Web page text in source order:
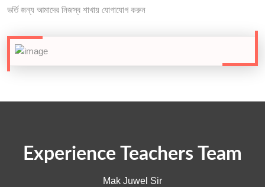
ভর্তি জন্য আমাদের নিজস্ব শাখায় যোগাযোগ করুন
Experience Teachers Team
Mak Juwel Sir